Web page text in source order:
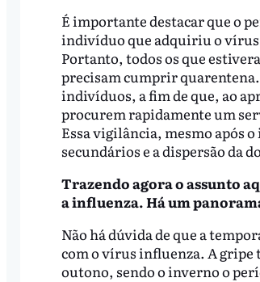
É importante destacar que o
indivíduo que adquiriu o vírus
Portanto, todos os que
precisam cumprir quarentena.
indivíduos, a fim de que, ao
procurem rapidamente um
Essa vigilância, mesmo após
secundários e a dispersão da
Trazendo agora o assunto
a influenza. Há um
Não há dúvida de que a
com o vírus influenza. A gripe
outono, sendo o inverno o